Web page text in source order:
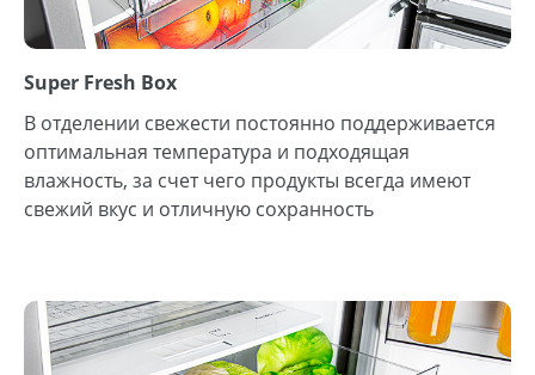
Super Fresh Box
В отделении свежести постоянно поддерживается
оптимальная температура и подходящая
влажность, за счет чего продукты всегда имеют
свежий вкус и отличную сохранность